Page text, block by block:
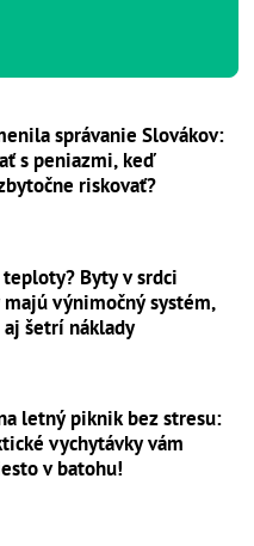
správanie Slovákov:
s peniazmi, keď
riskovať?
Byty v srdci
výnimočný systém,
šetrí náklady
letný piknik bez stresu:
vychytávky vám
v batohu!